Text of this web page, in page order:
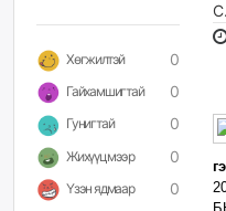
Хөгжилтэй 0
Гайхамшигтай 0
Гунигтай 0
Жихүүцмээр 0
Үзэн ядмаар 0